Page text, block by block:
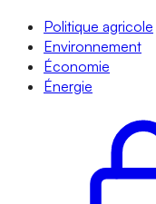
Politique agricole
Environnement
Économie
Énergie